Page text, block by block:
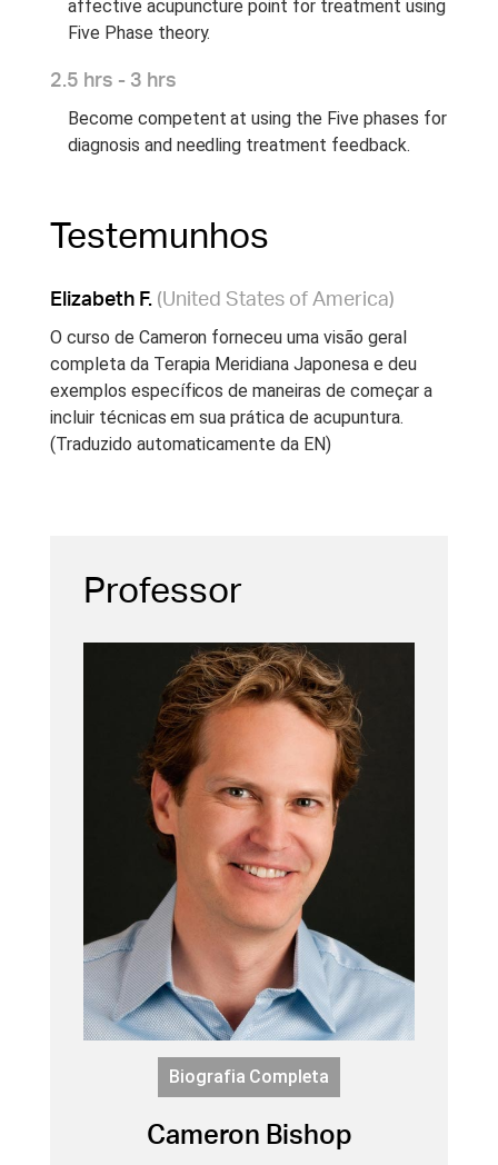
affective acupuncture point for treatment using
Five Phase theory.
2.5 hrs - 3 hrs
Become competent at using the Five phases for
diagnosis and needling treatment feedback.
Testemunhos
Elizabeth F. (United States of America)
O curso de Cameron forneceu uma visão geral
completa da Terapia Meridiana Japonesa e deu
exemplos específicos de maneiras de começar a
incluir técnicas em sua prática de acupuntura.
(Traduzido automaticamente da EN)
Professor
Biografia Completa
Cameron Bishop